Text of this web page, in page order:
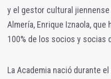
y el gestor cultural
Almería, Enrique Iznaola, que
100% de los socios y socias
La Academia nació durante